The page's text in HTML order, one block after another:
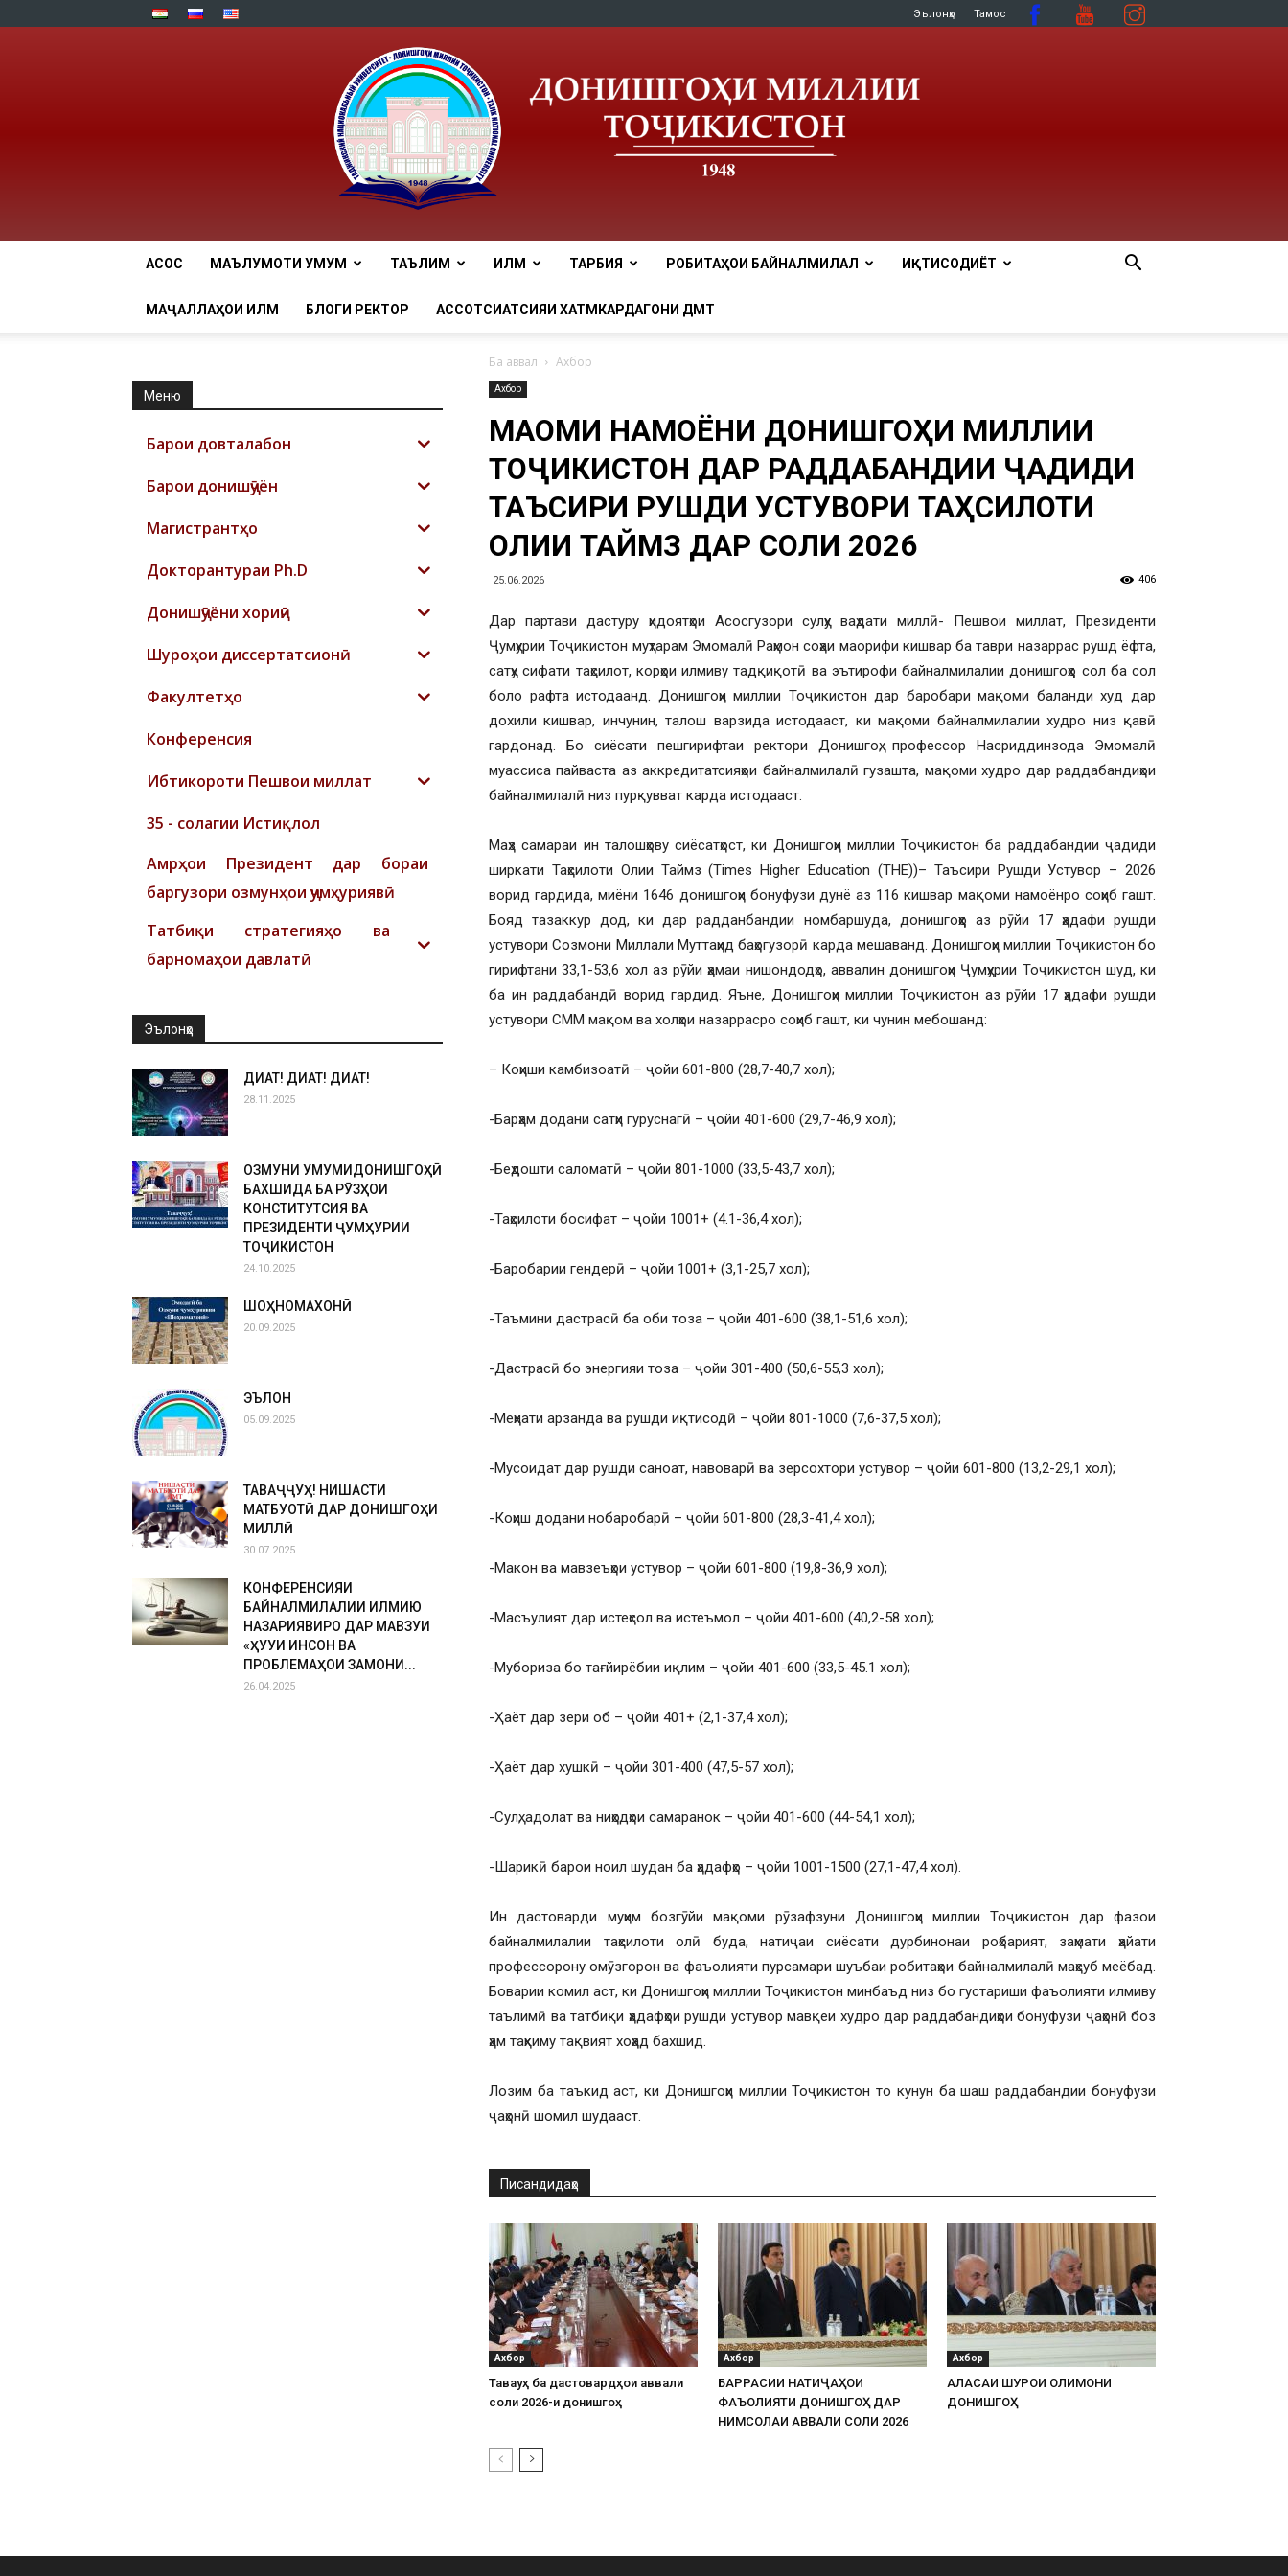
Эълонҳо Тамос
tnu
АСОСӢ МАЪЛУМОТИ УМУМӢ ТАЪЛИМ ИЛМ ТАРБИЯ РОБИТАҲОИ БАЙНАЛМИЛАЛӢ ИҚТИСОДИЁТ
МАҶАЛЛАҲОИ ИЛМӢ БЛОГИ РЕКТОР АССОТСИАТСИЯИ ХАТМКАРДАГОНИ ДМТ
Ба аввал Ахбор
Ахбор
МАҚОМИ НАМОЁНИ ДОНИШГОҲИ МИЛЛИИ
ТОҶИКИСТОН ДАР РАДДАБАНДИИ ҶАДИДИ
ТАЪСИРИ РУШДИ УСТУВОРИ ТАҲСИЛОТИ
ОЛИИ ТАЙМЗ ДАР СОЛИ 2026
25.06.2026 406
Дар партави дастуру ҳидоятҳои Асосгузори сулҳу ваҳдати миллӣ- Пешвои миллат, Президенти
Ҷумҳурии Тоҷикистон муҳтарам Эмомалӣ Раҳмон соҳаи маорифи кишвар ба таври назаррас рушд ёфта,
сатҳу сифати таҳсилот, корҳои илмиву тадқиқотӣ ва эътирофи байналмилалии донишгоҳҳо сол ба сол
боло рафта истодаанд. Донишгоҳи миллии Тоҷикистон дар баробари мақоми баланди худ дар
дохили кишвар, инчунин, талош варзида истодааст, ки мақоми байналмилалии худро низ қавӣ
гардонад. Бо сиёсати пешгирифтаи ректори Донишгоҳ, профессор Насриддинзода Эмомалӣ
муассиса пайваста аз аккредитатсияҳои байналмилалӣ гузашта, мақоми худро дар раддабандиҳои
байналмилалӣ низ пурқувват карда истодааст.
Маҳз самараи ин талошҳову сиёсатҳост, ки Донишгоҳи миллии Тоҷикистон ба раддабандии ҷадиди
ширкати Таҳсилоти Олии Таймз (Times Higher Education (THE))– Таъсири Рушди Устувор – 2026
ворид гардида, миёни 1646 донишгоҳи бонуфузи дунё аз 116 кишвар мақоми намоёнро соҳиб гашт.
Бояд тазаккур дод, ки дар радданбандии номбаршуда, донишгоҳҳо аз рӯйи 17 ҳадафи рушди
устувори Созмони Миллали Муттаҳид баҳогузорӣ карда мешаванд. Донишгоҳи миллии Тоҷикистон бо
гирифтани 33,1-53,6 хол аз рӯйи ҳамаи нишондодҳо, аввалин донишгоҳи Ҷумҳурии Тоҷикистон шуд, ки
ба ин раддабандӣ ворид гардид. Яъне, Донишгоҳи миллии Тоҷикистон аз рӯйи 17 ҳадафи рушди
устувори СММ мақом ва холҳои назаррасро соҳиб гашт, ки чунин мебошанд:
– Коҳиши камбизоатӣ – ҷойи 601-800 (28,7-40,7 хол);
-Барҳам додани сатҳи гуруснагӣ – ҷойи 401-600 (29,7-46,9 хол);
-Беҳдошти саломатӣ – ҷойи 801-1000 (33,5-43,7 хол);
-Таҳсилоти босифат – ҷойи 1001+ (4.1-36,4 хол);
-Баробарии гендерӣ – ҷойи 1001+ (3,1-25,7 хол);
-Таъмини дастрасӣ ба оби тоза – ҷойи 401-600 (38,1-51,6 хол);
-Дастрасӣ бо энергияи тоза – ҷойи 301-400 (50,6-55,3 хол);
-Меҳнати арзанда ва рушди иқтисодӣ – ҷойи 801-1000 (7,6-37,5 хол);
-Мусоидат дар рушди саноат, навоварӣ ва зерсохтори устувор – ҷойи 601-800 (13,2-29,1 хол);
-Коҳиш додани нобаробарӣ – ҷойи 601-800 (28,3-41,4 хол);
-Макон ва мавзеъҳои устувор – ҷойи 601-800 (19,8-36,9 хол);
-Масъулият дар истеҳсол ва истеъмол – ҷойи 401-600 (40,2-58 хол);
-Мубориза бо тағйирёбии иқлим – ҷойи 401-600 (33,5-45.1 хол);
-Ҳаёт дар зери об – ҷойи 401+ (2,1-37,4 хол);
-Ҳаёт дар хушкӣ – ҷойи 301-400 (47,5-57 хол);
-Сулҳ, адолат ва ниҳодҳои самаранок – ҷойи 401-600 (44-54,1 хол);
-Шарикӣ барои ноил шудан ба ҳадафҳо – ҷойи 1001-1500 (27,1-47,4 хол).
Ин дастоварди муҳим бозгӯйи мақоми рӯзафзуни Донишгоҳи миллии Тоҷикистон дар фазои
байналмилалии таҳсилоти олӣ буда, натиҷаи сиёсати дурбинонаи роҳбарият, заҳмати ҳайати
профессорону омӯзгорон ва фаъолияти пурсамари шуъбаи робитаҳои байналмилалӣ маҳсуб меёбад.
Боварии комил аст, ки Донишгоҳи миллии Тоҷикистон минбаъд низ бо густариши фаъолияти илмиву
таълимӣ ва татбиқи ҳадафҳои рушди устувор мавқеи худро дар раддабандиҳои бонуфузи ҷаҳонӣ боз
ҳам таҳкиму тақвият хоҳад бахшид.
Лозим ба таъкид аст, ки Донишгоҳи миллии Тоҷикистон то кунун ба шаш раддабандии бонуфузи
ҷаҳонӣ шомил шудааст.
Писандидаҳо
Ахбор
Таваҷҷуҳ ба дастовардҳои аввали
соли 2026-и донишгоҳ
Ахбор
БАРРАСИИ НАТИҶАҲОИ
ФАЪОЛИЯТИ ДОНИШГОҲ ДАР
НИМСОЛАИ АВВАЛИ СОЛИ 2026
Ахбор
АЛАСАИ ШУРОИ ОЛИМОНИ
ДОНИШГОҲ
Меню
Барои довталабон
Барои донишҷӯён
Магистрантҳо
Докторантураи Ph.D
Донишҷӯёни хориҷӣ
Шyроҳои диссертатсионӣ
Факултетҳо
Конференсия
Ибтикороти Пешвои миллат
35 - солагии Истиқлол
Амрҳои Президент дар бораи
баргузори озмунҳои ҷумҳуриявӣ
Татбиқи стратегияҳо ва
барномаҳои давлатӣ
Эълонҳо
ДИҚҚАТ! ДИҚҚАТ! ДИҚҚАТ!
28.11.2025
ОЗМУНИ УМУМИДОНИШГОҲӢ
БАХШИДА БА РӮЗҲОИ
КОНСТИТУТСИЯ ВА
ПРЕЗИДЕНТИ ҶУМҲУРИИ
ТОҶИКИСТОН
24.10.2025
ШОҲНОМАХОНӢ
20.09.2025
ЭЪЛОН
05.09.2025
ТАВАҶҶУҲ! НИШАСТИ
МАТБУОТӢ ДАР ДОНИШГОҲИ
МИЛЛӢ
30.07.2025
КОНФЕРЕНСИЯИ
БАЙНАЛМИЛАЛИИ ИЛМИЮ
НАЗАРИЯВИРО ДАР МАВЗУИ
«ҲУҚУҚИ ИНСОН ВА
ПРОБЛЕМАҲОИ ЗАМОНИ...
26.04.2025